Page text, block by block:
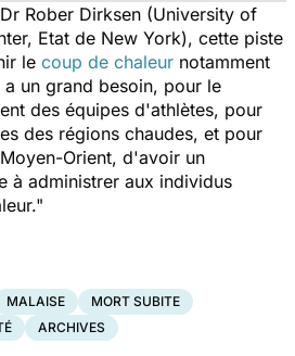
Rober Dirksen (University of
Etat de New York), cette piste
le coup de chaleur notamment
un grand besoin, pour le
des équipes d'athlètes, pour
des régions chaudes, et pour
Orient, d'avoir un
à administrer aux individus
MALAISE
MORT SUBITE
ARCHIVES